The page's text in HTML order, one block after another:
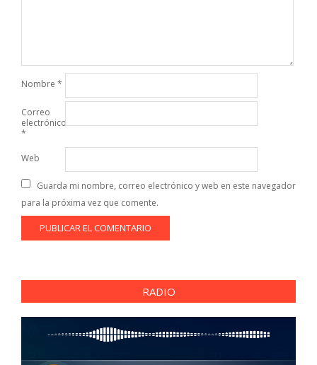
Nombre *
Correo
electrónico
*
Web
Guarda mi nombre, correo electrónico y web en este navegador
para la próxima vez que comente.
RADIO